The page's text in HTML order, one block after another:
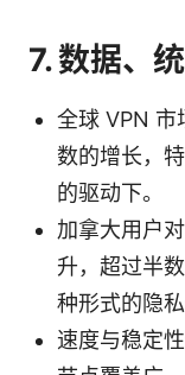
7. 数据、
全球 VPN 市
数的增长，
的驱动下。
加拿大用户
升，超过半
种形式的隐私
速度与稳定